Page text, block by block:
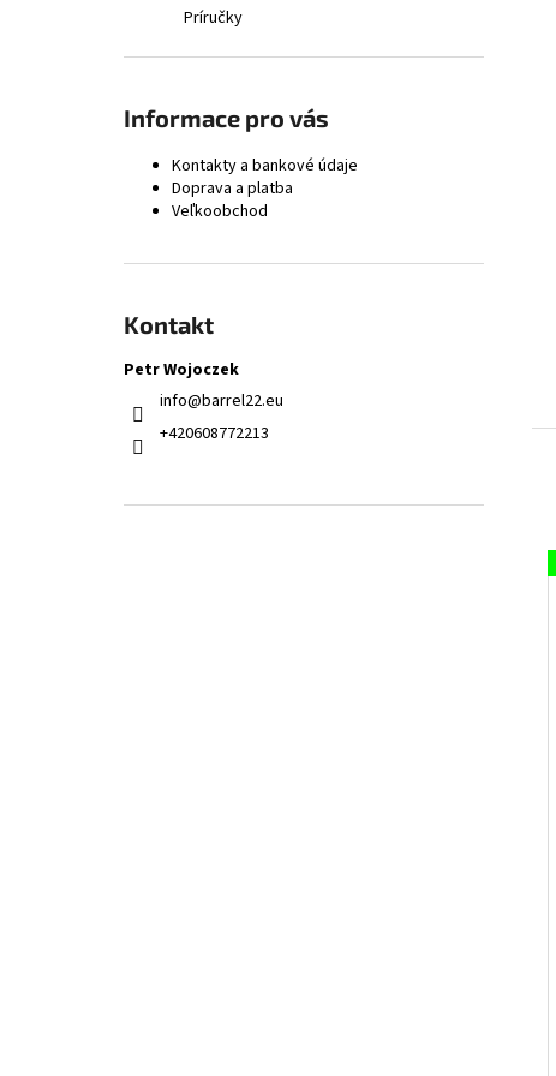
Príručky
Informace pro vás
Kontakty a bankové údaje
Doprava a platba
Veľkoobchod
Kontakt
Petr Wojoczek
info@barrel22.eu
+420608772213